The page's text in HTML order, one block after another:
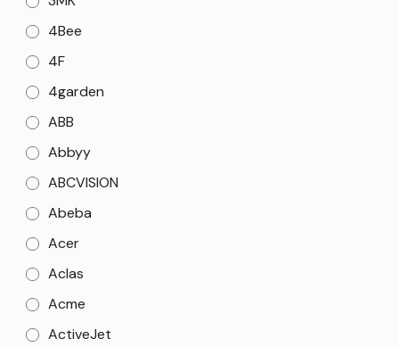
4Bee
4F
4garden
ABB
Abbyy
ABCVISION
Abeba
Acer
Aclas
Acme
ActiveJet